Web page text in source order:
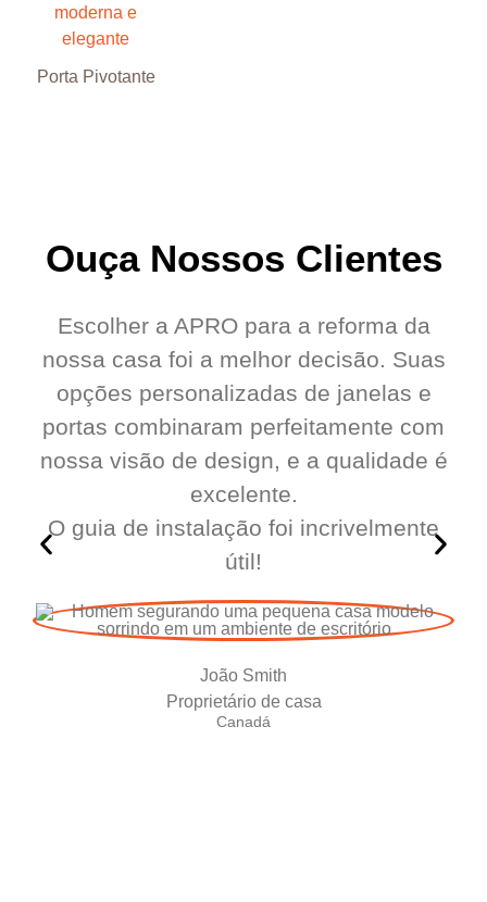
Porta Pivotante
Ouça Nossos Clientes
Escolher a APRO para a reforma da
nossa casa foi a melhor decisão. Suas
opções personalizadas de janelas e
portas combinaram perfeitamente com
nossa visão de design, e a qualidade é
excelente.
O guia de instalação foi incrivelmente
útil!
João Smith
Proprietário de casa
Canadá